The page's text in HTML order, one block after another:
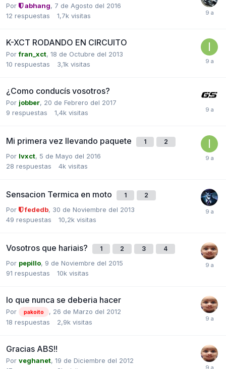
Por abhang, 7 de Agosto del 2016
12 respuestas 1,7k visitas
K-XCT RODANDO EN CIRCUITO
Porfran_xct, 18 de Octubre del 2013
10 respuestas 3,1k visitas
¿Como conducís vosotros?
Por jobber, 20 de Febrero del 2017
9 respuestas 1,4k visitas
Mi primera vez llevando paquete 1 2
Por Ivxct, 5 de Mayo del 2016
28 respuestas 4k visitas
Sensacion Termica en moto 1 2
Por fededb, 30 de Noviembre del 2013
49 respuestas 10,2k visitas
Vosotros que hariais? 1 2 3 4
Por pepillo, 9 de Noviembre del 2015
91 respuestas 10k visitas
lo que nunca se deberia hacer
Por pakoito , 26 de Marzo del 2012
18 respuestas 2,9k visitas
Gracias ABS!!
Por veghanet, 19 de Diciembre del 2012